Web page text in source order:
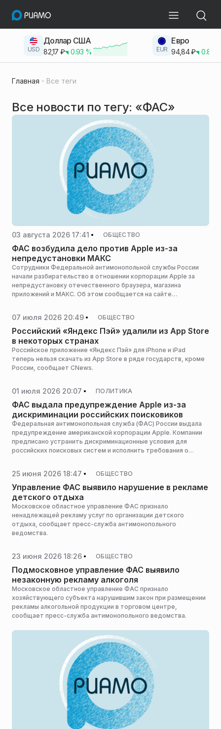
USD
Доллар США
82,17 ₽ 0.93 % EUR
Евро
94,84₽ 0.83
Главная Все теги
Все новости по тегу: «ФАС»
03 августа 2026 17:41 ОБЩЕСТВО
ФАС возбудила дело против Apple из-за
непредустановки МАКС
Сотрудники Федеральной антимонопольной службы России
начали разбирательство в отношении корпорации Apple за
непредустановку отечественного браузера, магазина
приложений и МАКС. Об этом сообщается на сайте
07 июля 2026 20:49 ОБЩЕСТВО
Российский «Яндекс Пэй» удалили из App Store
в некоторых странах
Российское приложение «Яндекс Пэй» для iPhone и iPad
теперь нельзя скачать из App Store в ряде государств, кроме
России, сообщает CNews.
01 июля 2026 20:07 ПОЛИТИКА
ФАС выдала предупреждение Apple из-за
дискриминации российских поисковиков
Федеральная антимонопольная служба (ФАС) России выдала
предупреждение американской корпорации Apple. Компании
предписано устранить дискриминационные условия для
российских поисковых систем и исполнить требования о
25 июня 2026 18:47 ОБЩЕСТВО
Управление ФАС выявило нарушение в рекламе
детского отдыха
Московское областное управление ФАС признало
ненадлежащей рекламу услуг по организации детского
отдыха, сообщает пресс-служба антимонопольного
ведомства.
23 июня 2026 18:26 ОБЩЕСТВО
Подмосковное управление ФАС выявило
незаконную рекламу алкоголя
Московское областное управление ФАС признало
хозяйствующего субъекта нарушившим закон при размещении
рекламы алкогольной продукции в торговом центре,
сообщает пресс-служба антимонопольного ведомства.